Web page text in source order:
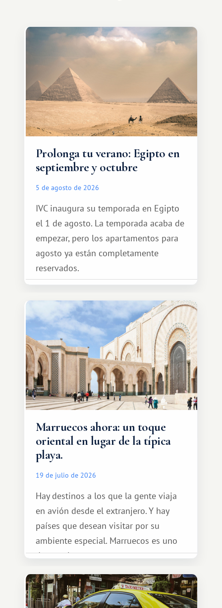
Prolonga tu verano: Egipto en
septiembre y octubre
5 de agosto de 2026
IVC inaugura su temporada en Egipto
el 1 de agosto. La temporada acaba de
empezar, pero los apartamentos para
agosto ya están completamente
reservados.
Marruecos ahora: un toque
oriental en lugar de la típica
playa.
19 de julio de 2026
Hay destinos a los que la gente viaja
en avión desde el extranjero. Y hay
países que desean visitar por su
ambiente especial. Marruecos es uno
de esos lugares.